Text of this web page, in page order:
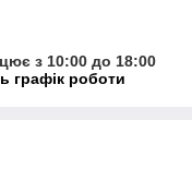
з 10:00 до 18:00
графік роботи